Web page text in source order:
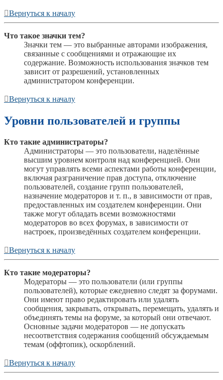
Вернуться к началу
Что такое значки тем?
Значки тем — это выбранные авторами изображения,
связанные с сообщениями и отражающие их
содержание. Возможность использования значков тем
зависит от разрешений, установленных
администратором конференции.
Вернуться к началу
Уровни пользователей и группы
Кто такие администраторы?
Администраторы — это пользователи, наделённые
высшим уровнем контроля над конференцией. Они
могут управлять всеми аспектами работы конференции,
включая разграничение прав доступа, отключение
пользователей, создание групп пользователей,
назначение модераторов и т. п., в зависимости от прав,
предоставленных им создателем конференции. Они
также могут обладать всеми возможностями
модераторов во всех форумах, в зависимости от
настроек, произведённых создателем конференции.
Вернуться к началу
Кто такие модераторы?
Модераторы — это пользователи (или группы
пользователей), которые ежедневно следят за форумами.
Они имеют право редактировать или удалять
сообщения, закрывать, открывать, перемещать, удалять и
объединять темы на форуме, за который они отвечают.
Основные задачи модераторов — не допускать
несоответствия содержания сообщений обсуждаемым
темам (оффтопик), оскорблений.
Вернуться к началу